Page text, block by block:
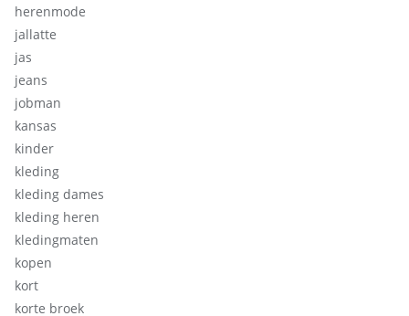
herenmode
jallatte
jas
jeans
jobman
kansas
kinder
kleding
kleding dames
kleding heren
kledingmaten
kopen
kort
korte broek